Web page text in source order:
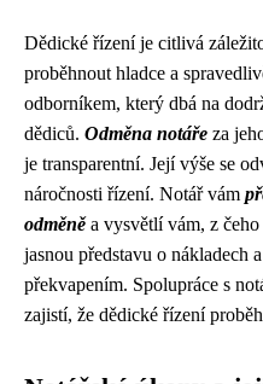
Dědické řízení je citlivá
proběhnout hladce a
odborníkem, který dbá na
dědiců. Odměna notáře za
je transparentní. Její výše se
náročnosti řízení. Notář vám
odměněa vysvětlí vám, z
jasnou představu o nákladech
překvapením. Spolupráce s
zajistí, že dědické řízení